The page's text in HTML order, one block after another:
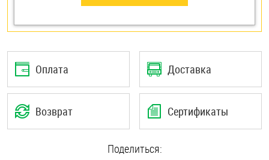
Оплата Доставка
Возврат Сертификаты
Поделиться: